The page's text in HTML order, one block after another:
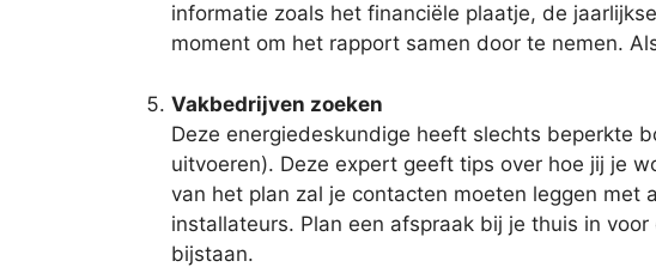
informatie zoals het financiële plaatje, de
moment om het rapport samen door te nemen.
Vakbedrijven zoeken
Deze energiedeskundige heeft slechts beperkte
uitvoeren). Deze expert geeft tips over hoe jij je
van het plan zal je contacten moeten leggen met
installateurs. Plan een afspraak bij je thuis in
bijstaan.